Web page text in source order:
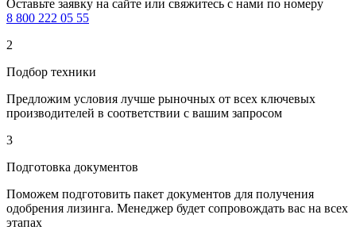
Оставьте заявку на сайте или свяжитесь с нами по номеру
8 800 222 05 55
2
Подбор техники
Предложим условия лучше рыночных от всех ключевых
производителей в соответствии с вашим запросом
3
Подготовка документов
Поможем подготовить пакет документов для получения
одобрения лизинга. Менеджер будет сопровождать вас на всех
этапах